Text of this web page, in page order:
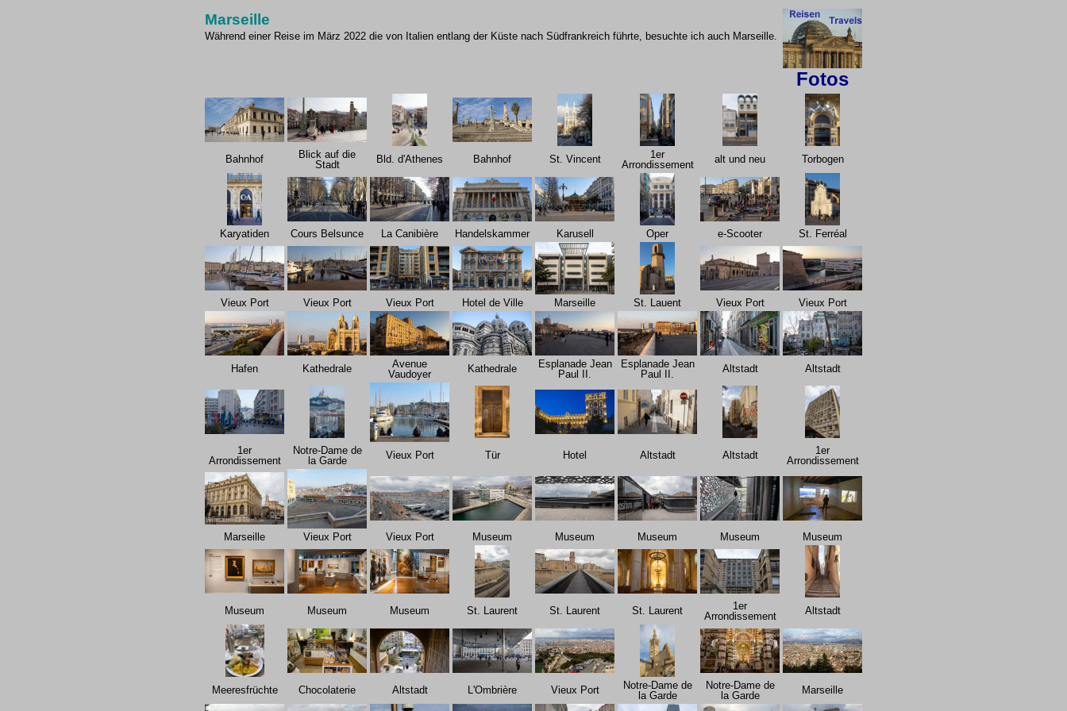
Marseille
Während einer Reise im März 2022 die von Italien entlang der Küste nach Südfrankreich führte, besuchte ich auch Marseille.
Fotos
Bahnhof
Blick auf die
Stadt
Bld. d'Athenes Bahnhof St. Vincent
1er
Arrondissement
alt und neu Torbogen
Karyatiden Cours Belsunce La Canibière Handelskammer Karusell Oper e-Scooter St. Ferréal
Vieux Port Vieux Port Vieux Port Hotel de Ville Marseille St. Lauent Vieux Port Vieux Port
Hafen Kathedrale
Avenue
Vaudoyer
Kathedrale
Esplanade Jean
Paul II.
Esplanade Jean
Paul II.
Altstadt Altstadt
1er
Arrondissement
Notre-Dame de
la Garde
Vieux Port Tür Hotel Altstadt Altstadt
1er
Arrondissement
Marseille Vieux Port Vieux Port Museum Museum Museum Museum Museum
Museum Museum Museum St. Laurent St. Laurent St. Laurent
1er
Arrondissement
Altstadt
Meeresfrüchte Chocolaterie Altstadt L'Ombrière Vieux Port
Notre-Dame de
la Garde
Notre-Dame de
la Garde
Marseille